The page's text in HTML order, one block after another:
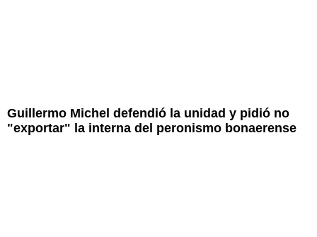
Guillermo Michel defendió la unidad y pidió no
"exportar" la interna del peronismo bonaerense